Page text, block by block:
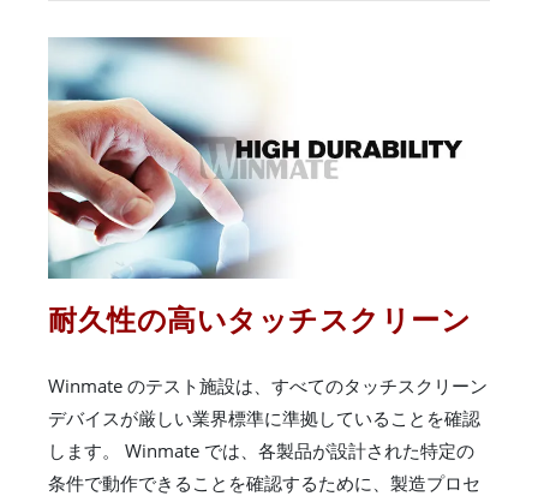
耐久性の高いタッチスクリーン
Winmate のテスト施設は、すべてのタッチスクリーン
デバイスが厳しい業界標準に準拠していることを確認
します。 Winmate では、各製品が設計された特定の
条件で動作できることを確認するために、製造プロセ